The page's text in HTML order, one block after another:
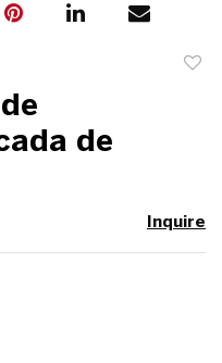
de
Inquire